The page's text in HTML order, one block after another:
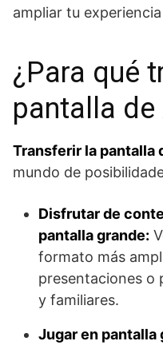
ampliar tu
¿Para qué
pantalla de
Transferir la pantalla
mundo de
Disfrutar de
pantalla grande:
formato más
presentaciones o
y familiares.
Jugar en pantalla